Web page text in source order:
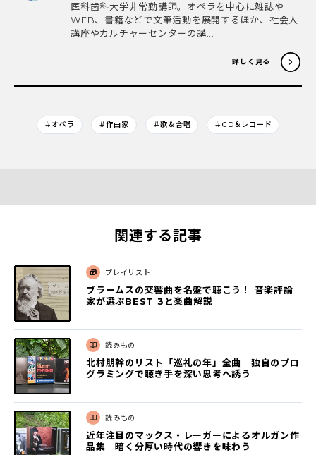
医科歯科大学非常勤講師。オペラを中心に雑誌や
WEB、書籍などで文筆活動を展開するほか、社会人
講座やカルチャーセンターの講...
詳しく見る
＃オペラ ＃作曲家 ＃歌＆合唱 ＃CD＆レコード
関連する記事
プレイリスト
ブラームスの交響曲を名盤で聴こう！ 音楽評論
家が選ぶBEST 3と楽曲解説
読みもの
北村朋幹のリスト「巡礼の年」全曲 独自のプロ
グラミングで聴き手を深い思考へ誘う
読みもの
近年注目のマックス・レーガーによるオルガン作
品集 暗く分厚い時代の響きを味わう